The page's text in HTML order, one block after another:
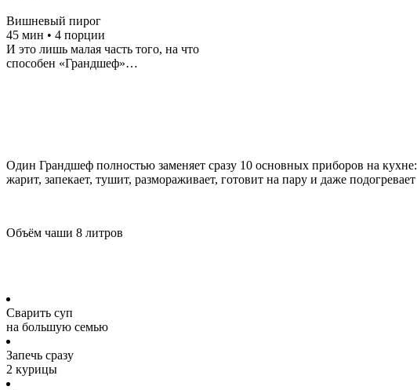
Вишневый пирог
45 мин • 4 порции
И это лишь малая часть того, на что
способен «Грандшеф»…
Один Грандшеф полностью заменяет сразу 10 основных приборов на кухне:
жарит, запекает, тушит, размораживает, готовит на пару и даже подогревает
Объём чаши 8 литров
Сварить суп
на большую семью
Запечь сразу
2 курицы